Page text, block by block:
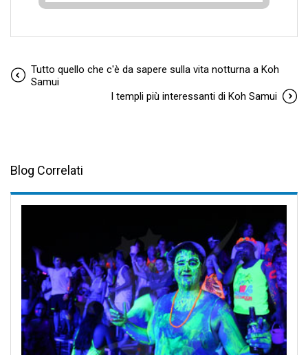
Tutto quello che c'è da sapere sulla vita notturna a Koh
Samui
I templi più interessanti di Koh Samui
Blog Correlati